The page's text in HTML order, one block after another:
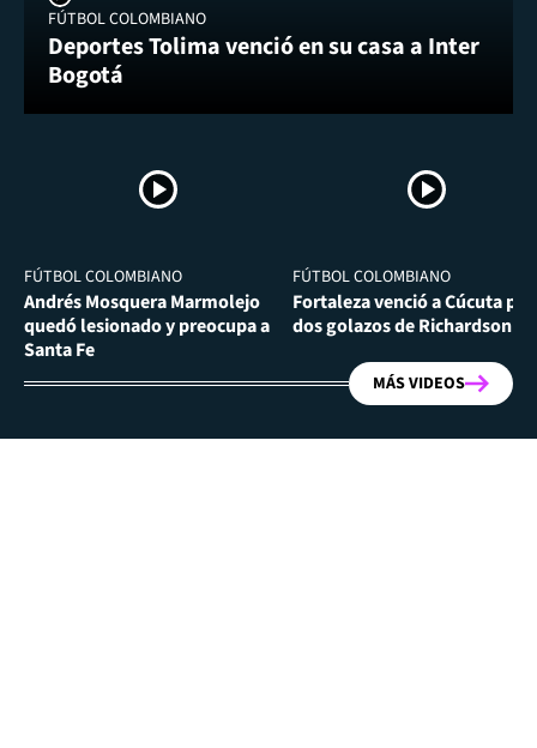
FÚTBOL COLOMBIANO
Deportes Tolima venció en su casa a Inter
Bogotá
FÚTBOL COLOMBIANO
Andrés Mosquera Marmolejo
quedó lesionado y preocupa a
Santa Fe
FÚTBOL COLOMBIANO
Fortaleza venció a Cúcuta por
dos golazos de Richardson
MÁS VIDEOS